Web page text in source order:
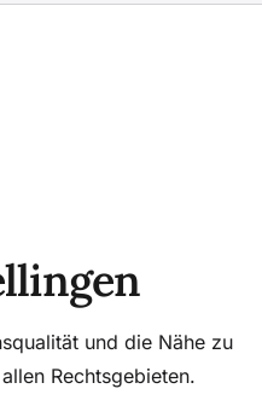
und die Nähe zu
Rechtsgebieten.